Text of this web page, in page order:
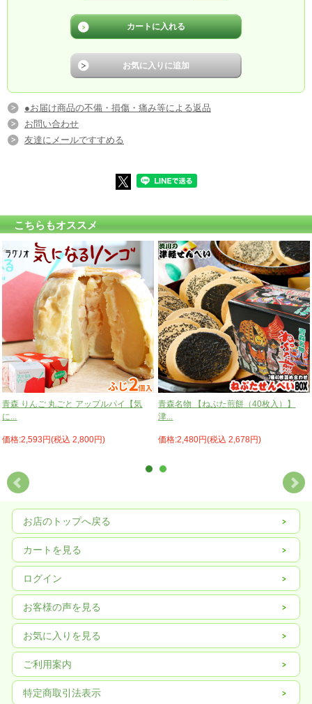
●お届け商品の不備・損傷・痛み等による返品
お問い合わせ
友達にメールですすめる
こちらもオススメ
青森 りんご 丸ごと アップルパイ【気
に...
価格:2,593円(税込 2,800円)
青森名物 【ねぷた煎餅（40枚入）】
津...
価格:2,480円(税込 2,678円)
お店のトップへ戻る
カートを見る
ログイン
お客様の声を見る
お気に入りを見る
ご利用案内
特定商取引法表示